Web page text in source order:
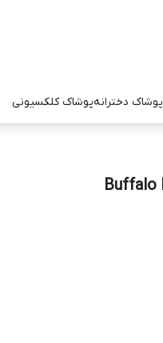
پوشاک دخترانهپوشاک کلکسیونی